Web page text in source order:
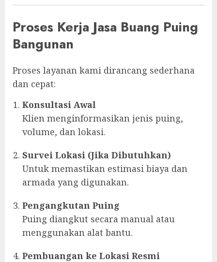
Proses Kerja Jasa Buang Puing
Bangunan
Proses layanan kami dirancang sederhana
dan cepat:
Konsultasi Awal
Klien menginformasikan jenis puing,
volume, dan lokasi.
Survei Lokasi (Jika Dibutuhkan)
Untuk memastikan estimasi biaya dan
armada yang digunakan.
Pengangkutan Puing
Puing diangkut secara manual atau
menggunakan alat bantu.
Pembuangan ke Lokasi Resmi